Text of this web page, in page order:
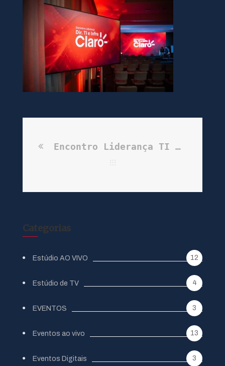
Encontro Liderança TI & Infra | Claro
Categorias
Estúdio AO VIVO 12
Estúdio de TV 4
EVENTOS 3
Eventos ao vivo 13
Eventos Digitais 3